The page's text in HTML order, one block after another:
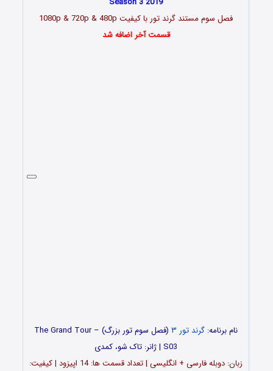
فصل سوم مستند گرند تور با کیفیت 1080p & 720p & 480p
قسمت آخر اضافه شد
نام برنامه: گرند تور ۳
(فصل سوم تور بزرگ) – The Grand Tour
S03 | ژانر: تاک شو، کمدی
زبان: دوبله فارسی + انگلیسی | تعداد قسمت ها: 14 اپیزود | کیفیت: